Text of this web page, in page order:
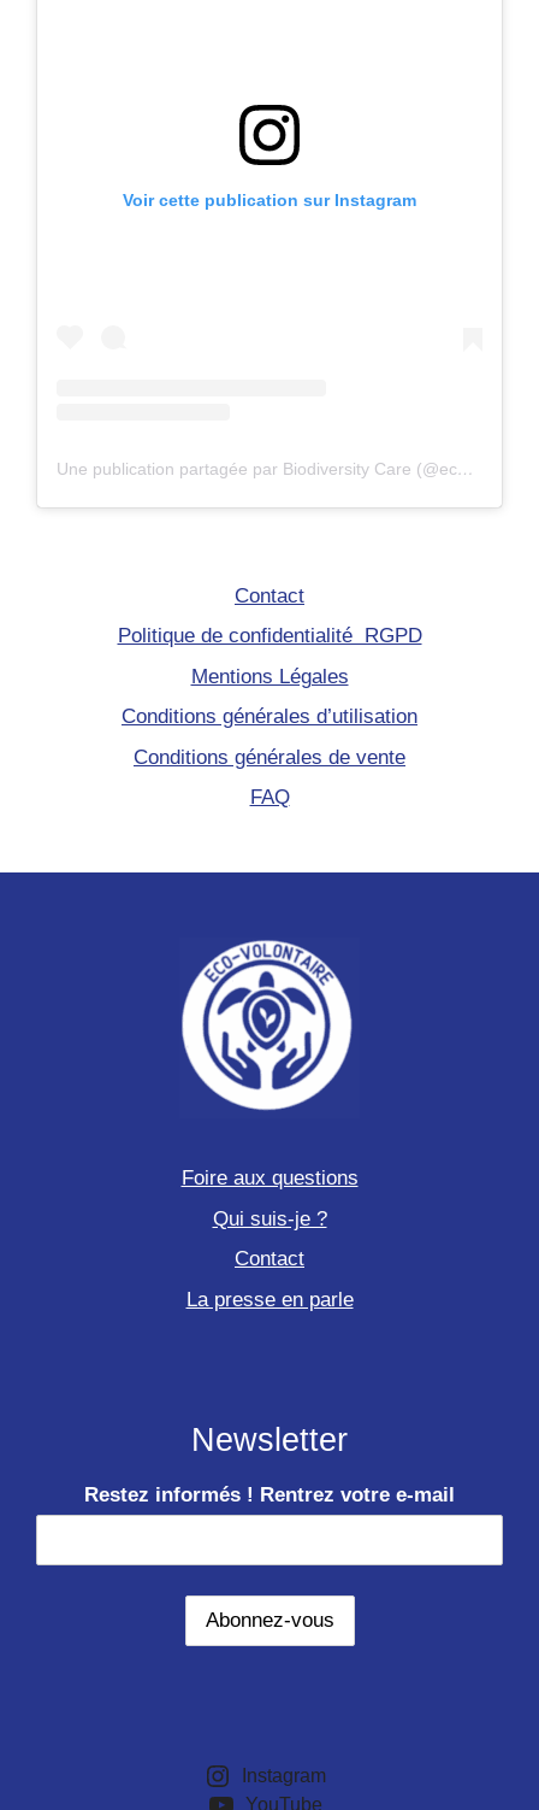
Voir cette publication sur Instagram
Une publication partagée par Biodiversity Care (@eco.volontaire)
Contact
Politique de confidentialité RGPD
Mentions Légales
Conditions générales d’utilisation
Conditions générales de vente
FAQ
Foire aux questions
Qui suis-je ?
Contact
La presse en parle
Newsletter
Restez informés ! Rentrez votre e-mail
Instagram
YouTube